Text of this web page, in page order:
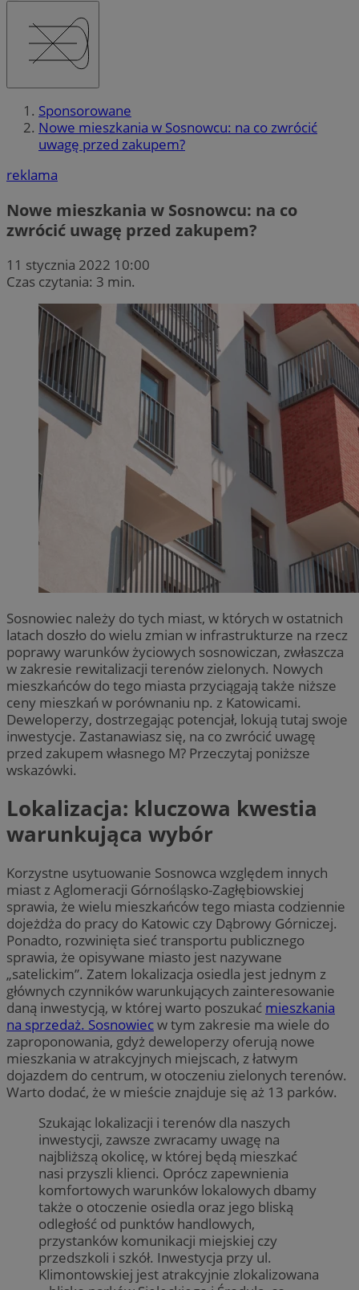
Sponsorowane
Nowe mieszkania w Sosnowcu: na co zwrócić
uwagę przed zakupem?
reklama
Nowe mieszkania w Sosnowcu: na co
zwrócić uwagę przed zakupem?
11 stycznia 2022 10:00
Czas czytania: 3 min.
Sosnowiec należy do tych miast, w których w ostatnich
latach doszło do wielu zmian w infrastrukturze na rzecz
poprawy warunków życiowych sosnowiczan, zwłaszcza
w zakresie rewitalizacji terenów zielonych. Nowych
mieszkańców do tego miasta przyciągają także niższe
ceny mieszkań w porównaniu np. z Katowicami.
Deweloperzy, dostrzegając potencjał, lokują tutaj swoje
inwestycje. Zastanawiasz się, na co zwrócić uwagę
przed zakupem własnego M? Przeczytaj poniższe
wskazówki.
Lokalizacja: kluczowa kwestia
warunkująca wybór
Korzystne usytuowanie Sosnowca względem innych
miast z Aglomeracji Górnośląsko-Zagłębiowskiej
sprawia, że wielu mieszkańców tego miasta codziennie
dojeżdża do pracy do Katowic czy Dąbrowy Górniczej.
Ponadto, rozwinięta sieć transportu publicznego
sprawia, że opisywane miasto jest nazywane
„satelickim”. Zatem lokalizacja osiedla jest jednym z
głównych czynników warunkujących zainteresowanie
daną inwestycją, w której warto poszukać mieszkania
na sprzedaż. Sosnowiecw tym zakresie ma wiele do
zaproponowania, gdyż deweloperzy oferują nowe
mieszkania w atrakcyjnych miejscach, z łatwym
dojazdem do centrum, w otoczeniu zielonych terenów.
Warto dodać, że w mieście znajduje się aż 13 parków.
Szukając lokalizacji i terenów dla naszych
inwestycji, zawsze zwracamy uwagę na
najbliższą okolicę, w której będą mieszkać
nasi przyszli klienci. Oprócz zapewnienia
komfortowych warunków lokalowych dbamy
także o otoczenie osiedla oraz jego bliską
odległość od punktów handlowych,
przystanków komunikacji miejskiej czy
przedszkoli i szkół. Inwestycja przy ul.
Klimontowskiej jest atrakcyjnie zlokalizowana